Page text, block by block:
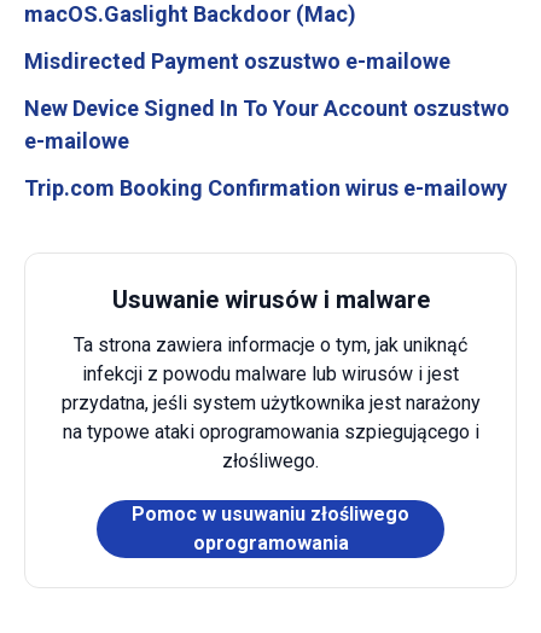
macOS.Gaslight Backdoor (Mac)
Misdirected Payment oszustwo e-mailowe
New Device Signed In To Your Account oszustwo
e-mailowe
Trip.com Booking Confirmation wirus e-mailowy
Usuwanie wirusów i malware
Ta strona zawiera informacje o tym, jak uniknąć
infekcji z powodu malware lub wirusów i jest
przydatna, jeśli system użytkownika jest narażony
na typowe ataki oprogramowania szpiegującego i
złośliwego.
Pomoc w usuwaniu złośliwego
oprogramowania